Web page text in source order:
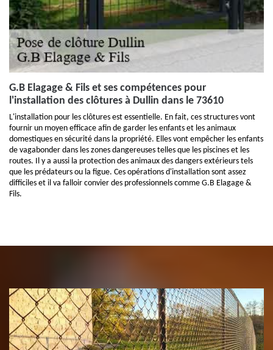
G.B Elagage & Fils et ses compétences pour
l'installation des clôtures à Dullin dans le 73610
L'installation pour les clôtures est essentielle. En fait, ces structures vont
fournir un moyen efficace afin de garder les enfants et les animaux
domestiques en sécurité dans la propriété. Elles vont empêcher les enfants
de vagabonder dans les zones dangereuses telles que les piscines et les
routes. Il y a aussi la protection des animaux des dangers extérieurs tels
que les prédateurs ou la figue. Ces opérations d'installation sont assez
difficiles et il va falloir convier des professionnels comme G.B Elagage &
Fils.